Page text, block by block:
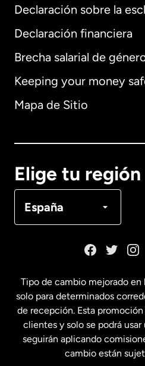
Declaración sobre la
Declaración financiera
Brecha salarial de
Keeping your money
Mapa de Sitio
Elige tu región
España
Internacional
Alemania
Français
Estados Unidos
Estados Unidos
Tipo de cambio mejorado
solo para determinados
de recepción. Esta
clientes y solo se podrá usar
seguirán aplicando
cambio están